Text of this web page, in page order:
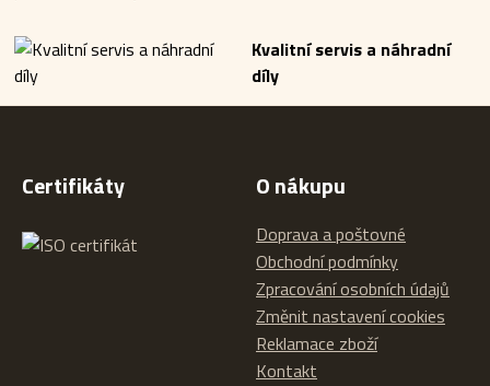
Kvalitní servis a náhradní
díly
Certifikáty O nákupu
Doprava a poštovné
Obchodní podmínky
Zpracování osobních údajů
Změnit nastavení cookies
Reklamace zboží
Kontakt